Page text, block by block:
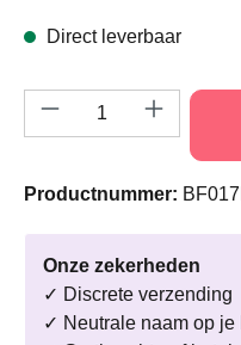
Direct leverbaar
Productnummer:
Onze zekerheden
✓ Discrete verzending
✓ Neutrale naam op je